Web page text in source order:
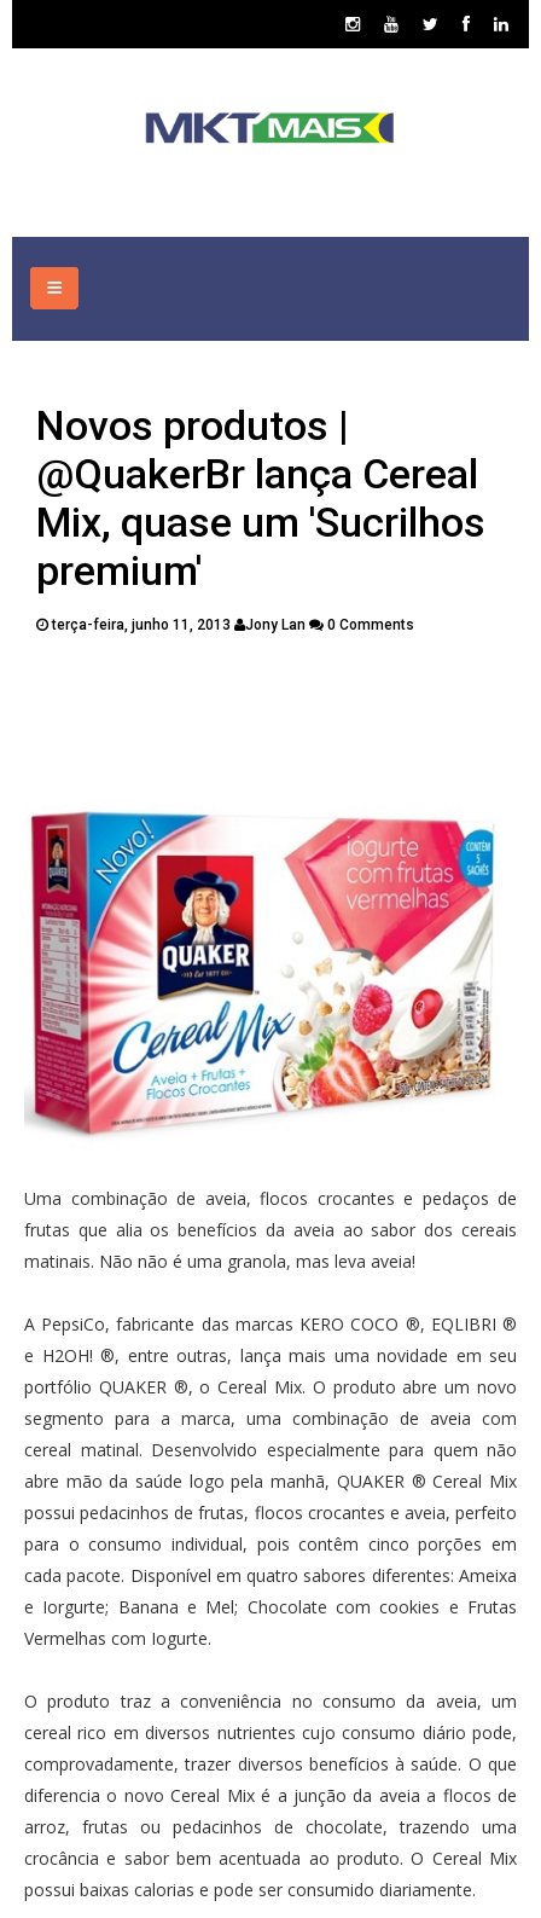
CONSULTORIA
ASSUNTOS
PUBLICAÇÕES
CONTATOS
Novos produtos |
@QuakerBr lança Cereal
Mix, quase um 'Sucrilhos
premium'
terça-feira, junho 11, 2013 Jony Lan 0 Comments
Uma combinação de aveia, flocos crocantes e pedaços de
frutas que alia os benefícios da aveia ao sabor dos cereais
matinais. Não não é uma granola, mas leva aveia!
A PepsiCo, fabricante das marcas KERO COCO ®, EQLIBRI ®
e H2OH! ®, entre outras, lança mais uma novidade em seu
portfólio QUAKER ®, o Cereal Mix. O produto abre um novo
segmento para a marca, uma combinação de aveia com
cereal matinal. Desenvolvido especialmente para quem não
abre mão da saúde logo pela manhã, QUAKER ® Cereal Mix
possui pedacinhos de frutas, flocos crocantes e aveia, perfeito
para o consumo individual, pois contêm cinco porções em
cada pacote. Disponível em quatro sabores diferentes: Ameixa
e Iorgurte; Banana e Mel; Chocolate com cookies e Frutas
Vermelhas com Iogurte.
O produto traz a conveniência no consumo da aveia, um
cereal rico em diversos nutrientes cujo consumo diário pode,
comprovadamente, trazer diversos benefícios à saúde. O que
diferencia o novo Cereal Mix é a junção da aveia a flocos de
arroz, frutas ou pedacinhos de chocolate, trazendo uma
crocância e sabor bem acentuada ao produto. O Cereal Mix
possui baixas calorias e pode ser consumido diariamente.